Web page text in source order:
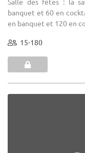
banquet et 60 en
en banquet et 120 en
15-180